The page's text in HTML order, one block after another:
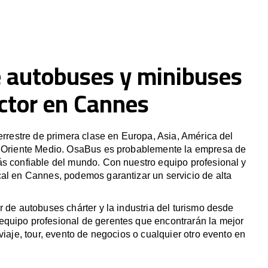
y minibuses
en Cannes
de primera clase en Europa, Asia, América del
Medio. OsaBus es probablemente la empresa de
confiable del mundo. Con nuestro equipo profesional y
en Cannes, podemos garantizar un servicio de alta
de autobuses chárter y la industria del turismo desde
profesional de gerentes que encontrarán la mejor
tour, evento de negocios o cualquier otro evento en